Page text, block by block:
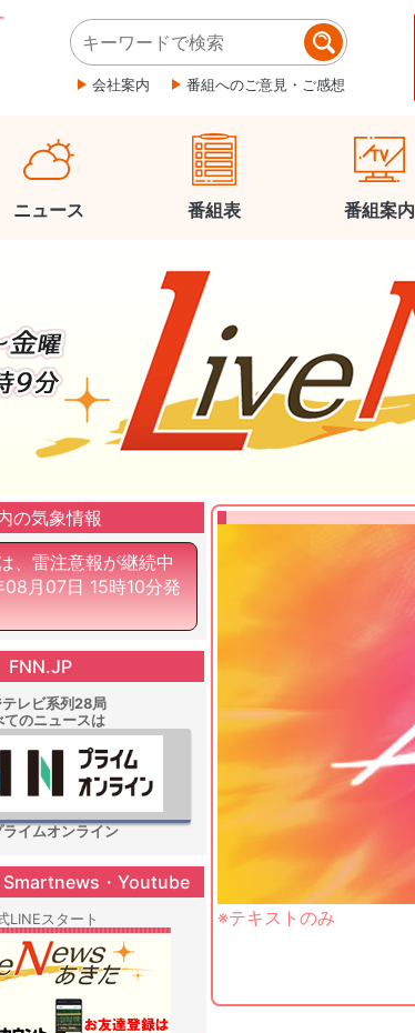
会社案内 番組へのご意見・ご感想
ニュース 番組表 番組案内
※テキストのみ
の気象情報
、雷注意報が継続中
08月07日 15時10分発
FNN.JP
テレビ系列28局
てのニュースは
ライムオンライン
・Youtube
LINEスタート